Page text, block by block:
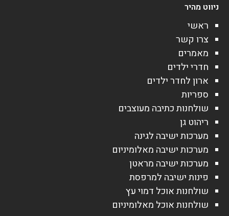
ניווט מהיר
ראשי
צרו קשר
מאמרים
חדרי ילדים
ארון לחדר ילדים
ספריות
שולחנות כתיבה מעוצבים
ריהוט גן
מערכות ישיבה לגינה
מערכות ישיבה מאלומיניום
מערכות ישיבה מראטן
פינות ישיבה למרפסת
שולחנות אוכל דמוי עץ
שולחנות אוכל מאלומיניום